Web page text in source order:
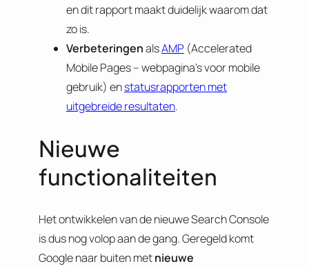
en dit rapport maakt duidelijk waarom dat
zo is.
VerbeteringenalsAMP (Accelerated
Mobile Pages – webpagina’s voor mobile
gebruik) enstatusrapporten met
uitgebreide resultaten.
Nieuwe
functionaliteiten
Het ontwikkelen van de nieuwe Search Console
is dus nog volop aan de gang. Geregeld komt
Google naar buiten metnieuwe